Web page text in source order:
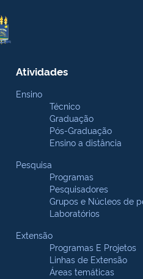
Atividades
Ensino
Técnico
Graduação
Pós-Graduação
Ensino a distância
Pesquisa
Programas
Pesquisadores
Grupos e Núcleos de
Laboratórios
Extensão
Programas E Projetos
Linhas de Extensão
Áreas temáticas